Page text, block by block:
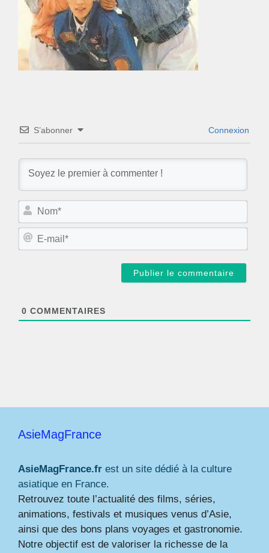
S’abonner Connexion
N
m
E
0 COMMENTAIRES
AsieMagFrance
AsieMagFrance.fr est un site dédié à la culture
asiatique en France.
Retrouvez toute l’actualité des films, séries,
animations, festivals et musiques venus d’Asie,
ainsi que des bons plans voyages et gastronomie.
Notre objectif est de valoriser la richesse de la